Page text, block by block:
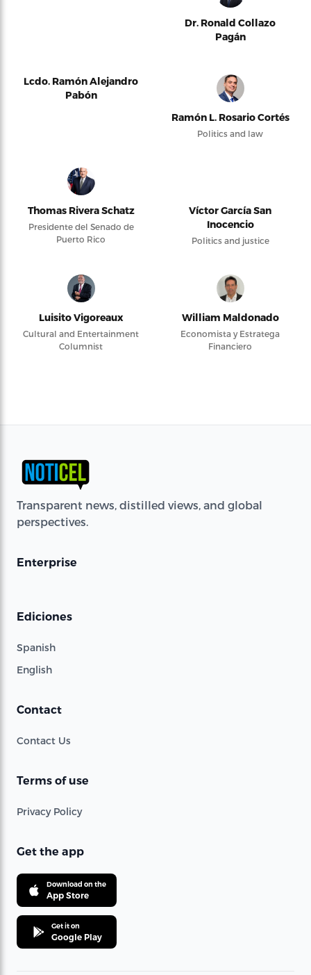
Dr. Ronald Collazo
Pagán
Lcdo. Ramón Alejandro
Pabón
Ramón L. Rosario Cortés
Politics and law
Thomas Rivera Schatz
Presidente del Senado de
Puerto Rico
Víctor García San
Inocencio
Politics and justice
Luisito Vigoreaux
Cultural and Entertainment
Columnist
William Maldonado
Economista y Estratega
Financiero
Transparent news, distilled views, and global
perspectives.
Enterprise
Ediciones
Spanish
English
Contact
Contact Us
Terms of use
Privacy Policy
Get the app
Download on the
App Store
Get it on
Google Play